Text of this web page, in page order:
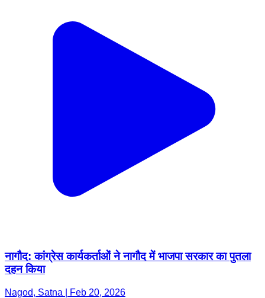
नागौद: कांग्रेस कार्यकर्ताओं ने नागौद में भाजपा सरकार का पुतला
दहन किया
Nagod, Satna | Feb 20, 2026